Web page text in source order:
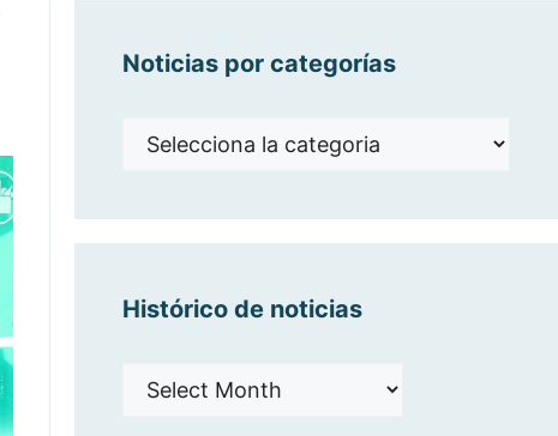
Noticias por categorías
Noticias
Histórico de noticias
Histórico